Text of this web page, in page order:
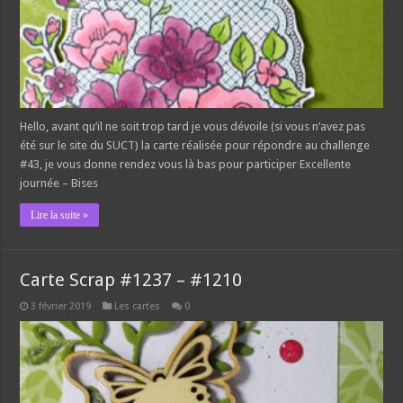
Hello, avant qu’il ne soit trop tard je vous dévoile (si vous n’avez pas
été sur le site du SUCT) la carte réalisée pour répondre au challenge
#43, je vous donne rendez vous là bas pour participer Excellente
journée – Bises
Lire la suite »
Carte Scrap #1237 – #1210
3 février 2019 Les cartes 0